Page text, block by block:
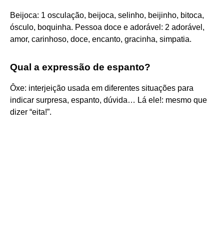
Beijoca: 1 osculação, beijoca, selinho, beijinho, bitoca,
ósculo, boquinha. Pessoa doce e adorável: 2 adorável,
amor, carinhoso, doce, encanto, gracinha, simpatia.
Qual a expressão de espanto?
Ôxe: interjeição usada em diferentes situações para
indicar surpresa, espanto, dúvida… Lá ele!: mesmo que
dizer “eita!”.